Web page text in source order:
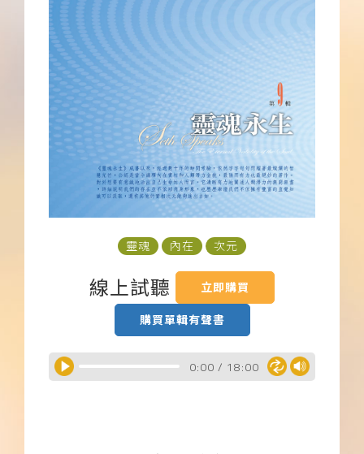
下載APP
常見問題
靈魂 內在 次元
線上試聽
立即購買
購買單輯有聲書
0:00 / 18:00